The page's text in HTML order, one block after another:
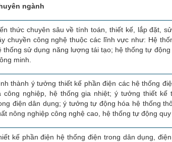
ngành
thức chuyên sâu về tính toán, thiết kế, lắp đặt,
chuyền công nghệ thuộc các lĩnh vực như: Hệ
thống sử dụng năng lượng tái tạo; hệ thống tự
minh.
thành ý tưởng thiết kế phần điện các hệ thống
công nghiệp, hệ thống gia nhiệt; ý tưởng thiết
điện dân dụng; ý tưởng tự động hóa hệ thống
nông nghiệp công nghệ cao, hệ thống tự động quy
kế phần điện hệ thống điện trong dân dụng,